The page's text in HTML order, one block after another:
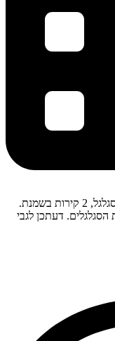
את חדר הילדים (של תינוקת) צבענו 2 קירות בסגלגל, 2 קירות בשמנת.
דעתכן לגבי